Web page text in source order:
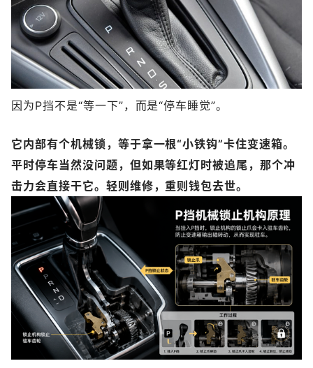
因为P挡不是“等一下”，而是“停车睡觉”。
它内部有个机械锁，等于拿一根“小铁钩”卡住变速箱。
平时停车当然没问题，但如果等红灯时被追尾，那个冲
击力会直接干它。 轻则维修，重则钱包去世。